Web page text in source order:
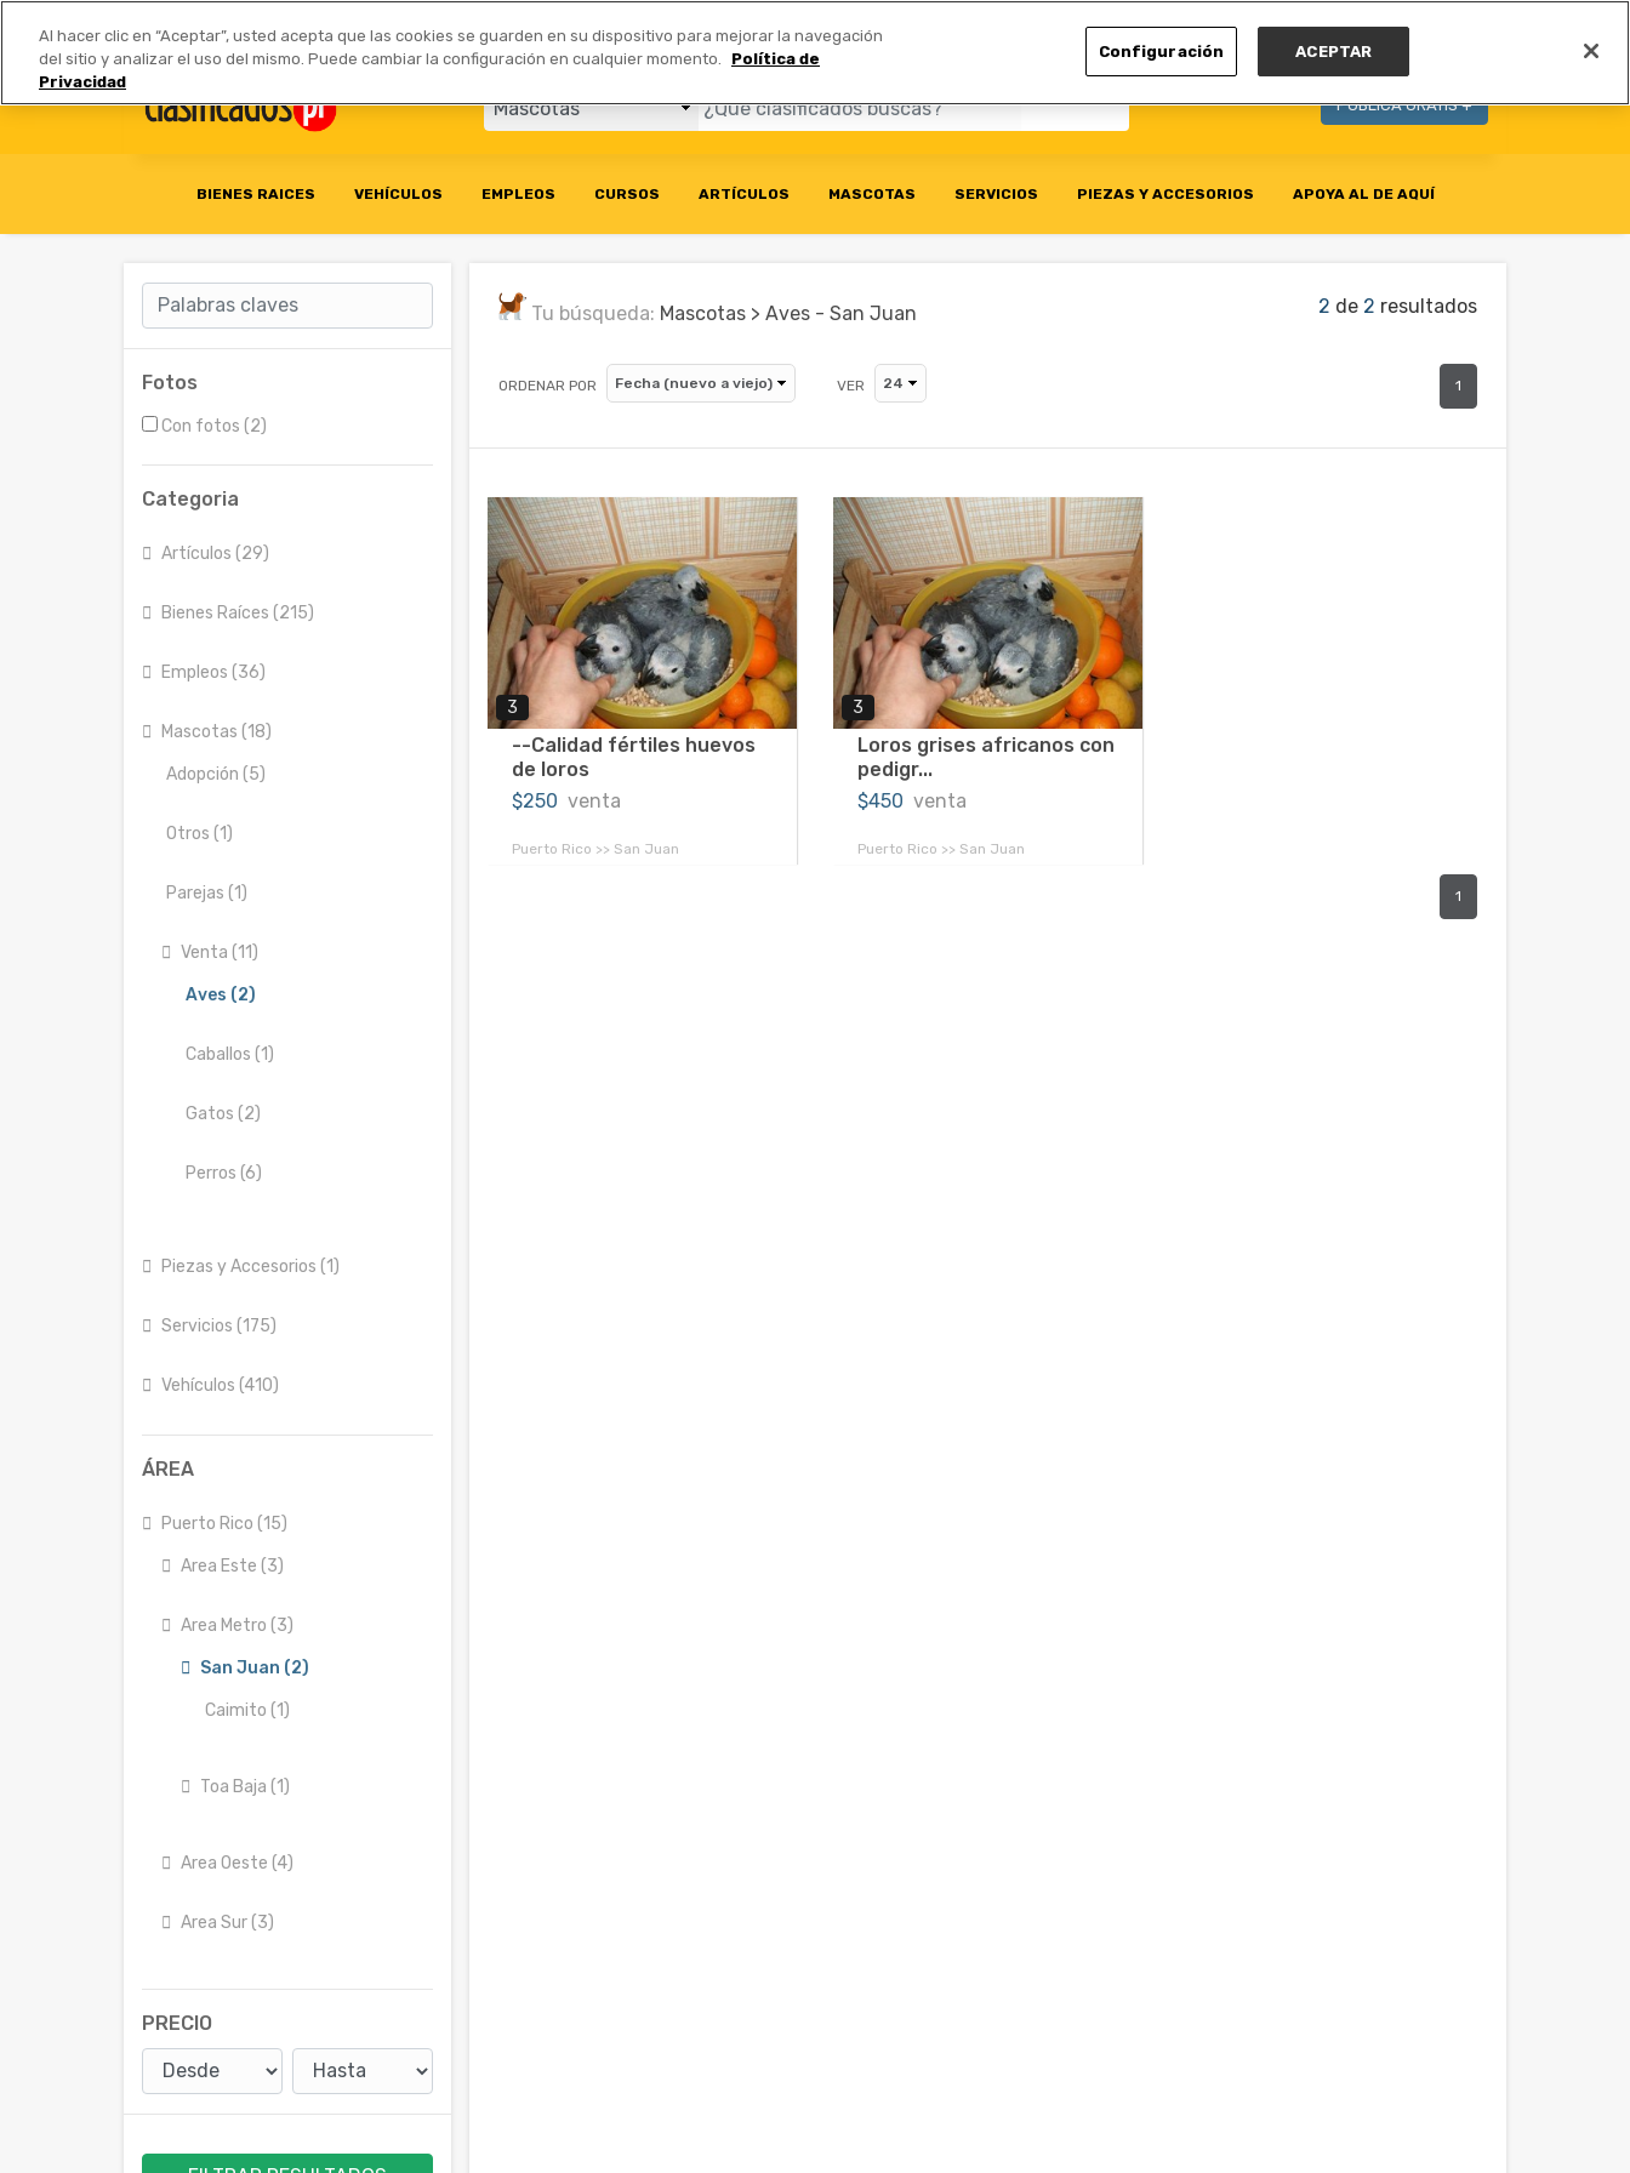
Anúnciate | Tarifas Socios Comerciales
PUBLICA GRATIS +
BIENES RAICES VEHÍCULOS EMPLEOS CURSOS ARTÍCULOS MASCOTAS SERVICIOS PIEZAS Y ACCESORIOS APOYA AL DE AQUÍ
Fotos
Con fotos (2)
Categoria
Artículos (29)
Bienes Raíces (215)
Empleos (36)
Mascotas (18)
Adopción (5)
Otros (1)
Parejas (1)
Venta (11)
Aves (2)
Caballos (1)
Gatos (2)
Perros (6)
Piezas y Accesorios (1)
Servicios (175)
Vehículos (410)
ÁREA
Puerto Rico (15)
Area Este (3)
Area Metro (3)
San Juan (2)
Caimito (1)
Toa Baja (1)
Area Oeste (4)
Area Sur (3)
PRECIO
Tu búsqueda: Mascotas > Aves - San Juan 2 de 2 resultados
ORDENAR POR VER 1
3
--Calidad fértiles huevos
de loros
$250 venta
Puerto Rico >> San Juan
3
Loros grises africanos con
pedigr...
$450 venta
Puerto Rico >> San Juan
1
Al hacer clic en “Aceptar”, usted acepta que las cookies se guarden en su dispositivo para mejorar la navegación
del sitio y analizar el uso del mismo. Puede cambiar la configuración en cualquier momento.
Política de
Privacidad
Configuración ACEPTAR